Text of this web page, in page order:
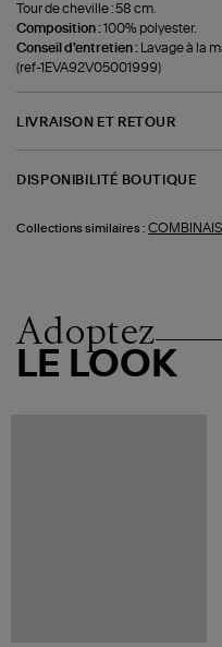
Tour de cheville : 58 cm.
Composition :100% polyester.
Conseil d'entretien :
Lavage à la
(ref-1EVA92V05001999)
LIVRAISON ET RETOUR
DISPONIBILITÉ BOUTIQUE
Collections similaires :
Adoptez
LE LOOK